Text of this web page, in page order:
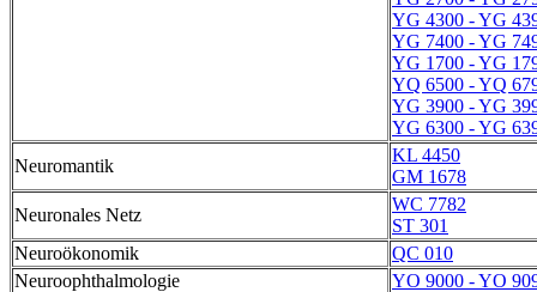
YG 4300 - YG
YG 7400 - YG
YG 1700 - YG
YQ 6500 - YQ
YG 3900 - YG
YG 6300 - YG
Neuromantik
KL 4450
GM 1678
Neuronales Netz
WC 7782
ST 301
Neuroökonomik
QC 010
Neuroophthalmologie
YO 9000 - YO